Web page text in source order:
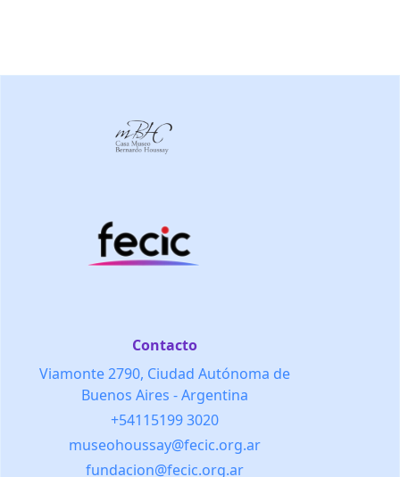
Contacto
Viamonte 2790, Ciudad Autónoma de
Buenos Aires - Argentina
+54115199 3020
museohoussay@fecic.org.ar
fundacion@fecic.org.ar